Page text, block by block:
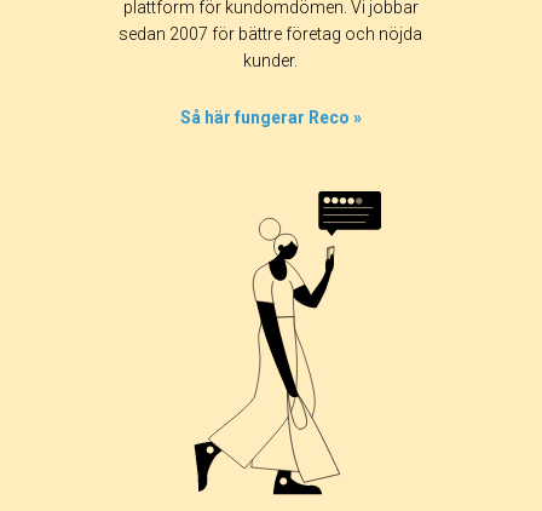
365 dagar 90 dagar
30 dagar
plattform för kundomdömen. Vi jobbar
sedan 2007 för bättre företag och nöjda
kunder.
Så här fungerar Reco »